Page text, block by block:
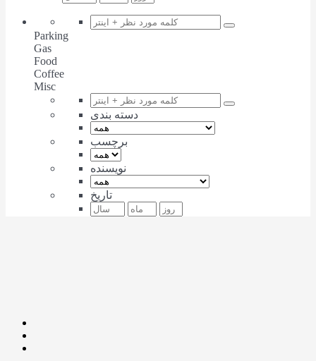
Parking
Gas
Food
Coffee
Misc
دسته بندی
برچسب
نویسنده
تاریخ